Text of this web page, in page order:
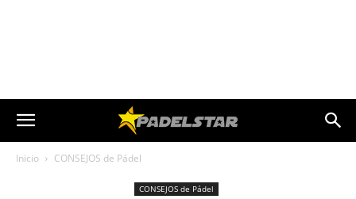
Inicio CONSEJOS de Pádel
CONSEJOS de Pádel